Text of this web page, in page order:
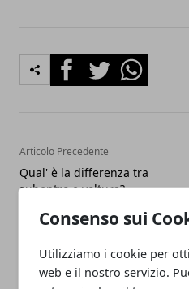
Consenso sui
Utilizziamo i cookie per
web e il nostro servizio.
FacebookTwitterWhatsapp
Articolo Precedente
Qual' è la differenza tra
subentro e voltura?